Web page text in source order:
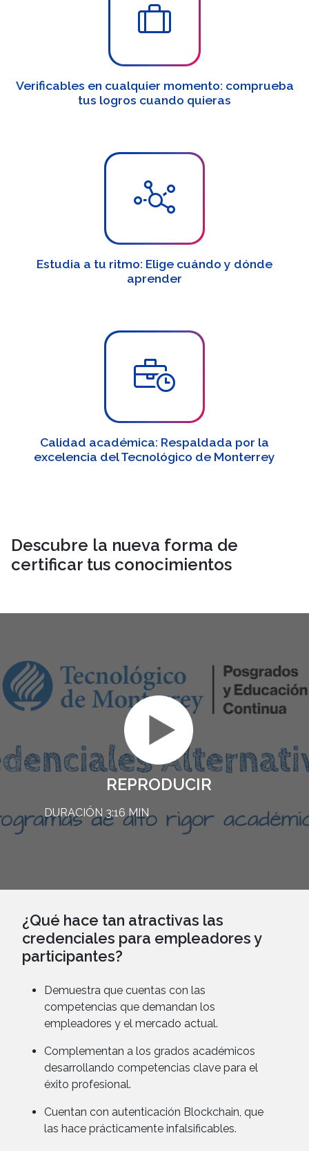
Verificables en cualquier momento: comprueba
tus logros cuando quieras
Estudia a tu ritmo: Elige cuándo y dónde
aprender
Calidad académica: Respaldada por la
excelencia del Tecnológico de Monterrey
Descubre la nueva forma de
certificar tus conocimientos
REPRODUCIR
DURACIÓN 3:16 MIN
¿Qué hace tan atractivas las
credenciales para empleadores y
participantes?
Demuestra que cuentas con las
competencias que demandan los
empleadores y el mercado actual.
Complementan a los grados académicos
desarrollando competencias clave para el
éxito profesional.
Cuentan con autenticación Blockchain, que
las hace prácticamente infalsificables.